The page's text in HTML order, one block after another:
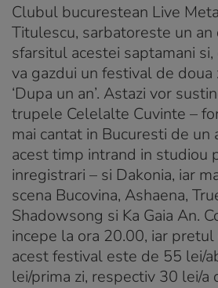
Clubul bucurestean Live
Titulescu, sarbatoreste un
sfarsitul acestei saptamani si,
va gazdui un festival de
‘Dupa un an’. Astazi vor
trupele Celelalte Cuvinte –
mai cantat in Bucuresti de un
acest timp intrand in studiou
inregistrari – si Dakonia, iar
scena Bucovina, Ashaena,
Shadowsong si Ka Gaia An.
incepe la ora 20.00, iar
acest festival este de 55 lei/
lei/prima zi, respectiv 30 lei/a